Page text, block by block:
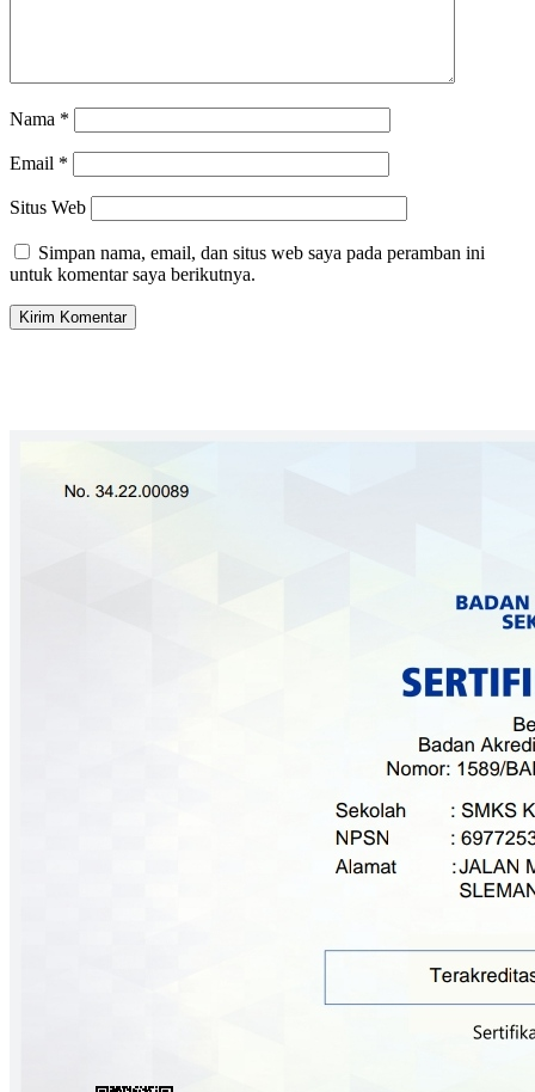
Nama *
Email *
Situs Web
Simpan nama, email, dan situs web saya pada peramban ini
untuk komentar saya berikutnya.